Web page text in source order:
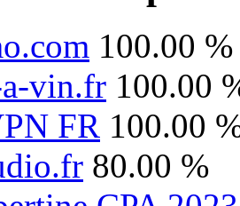
100.00 %
vin.fr 100.00
FR 100.00
80.00 %